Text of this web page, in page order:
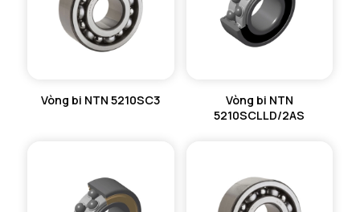
Vòng bi NTN 5210SC3
Vòng bi NTN
5210SCLLD/2AS